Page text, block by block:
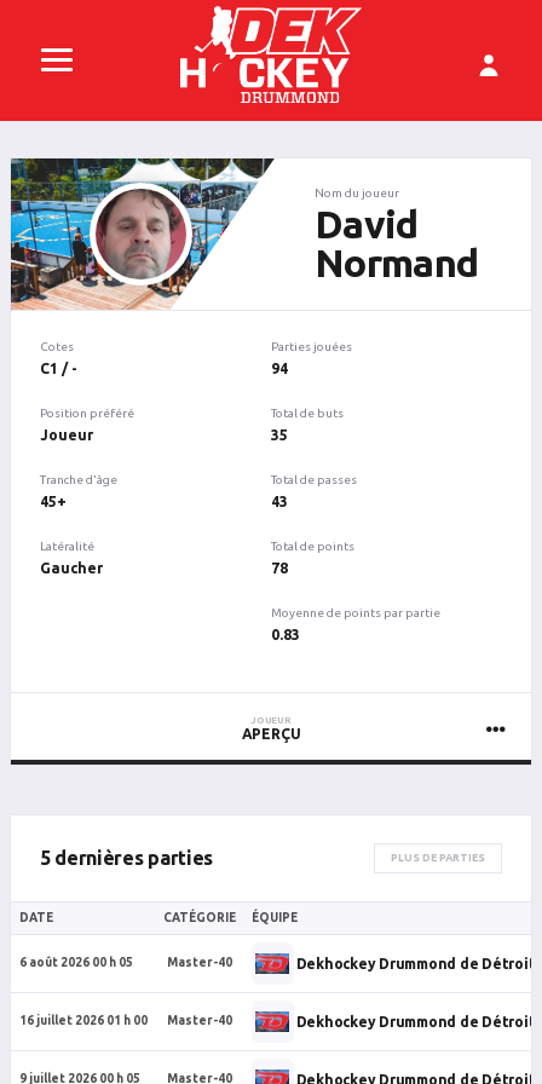
Nom du joueur
David
Normand
Cotes
C1 / -
Position préféré
Joueur
Tranche d'âge
45+
Latéralité
Gaucher
Parties jouées
94
Total de buts
35
Total de passes
43
Total de points
78
Moyenne de points par partie
0.83
JOUEUR
APERÇU
5 dernières parties PLUS DE PARTIES
DATE CATÉGORIE ÉQUIPE
6 août 2026 00 h 05 Master-40 Dekhockey Drummond de Détroit
16 juillet 2026 01 h 00 Master-40 Dekhockey Drummond de Détroit
9 juillet 2026 00 h 05 Master-40 Dekhockey Drummond de Détroit